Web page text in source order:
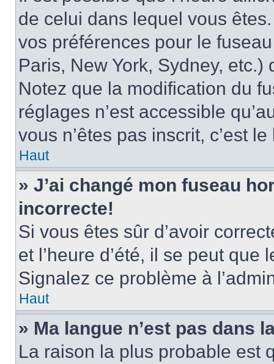
de celui dans lequel vous
vos préférences pour le
Paris, New York, Sydney, etc.)
Notez que la modification du
réglages n’est accessible
vous n’êtes pas inscrit, c’est
Haut
» J’ai changé mon fuseau
incorrecte!
Si vous êtes sûr d’avoir
et l’heure d’été, il se peut que
Signalez ce problème à
Haut
» Ma langue n’est pas dans
La raison la plus probable est